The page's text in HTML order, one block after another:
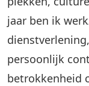
jaar ben ik
persoonlijk
betrokkenheid